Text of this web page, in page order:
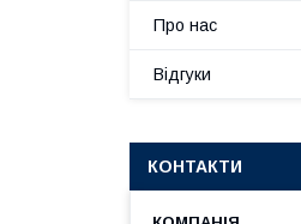
Про нас
Відгуки
КОНТАКТИ